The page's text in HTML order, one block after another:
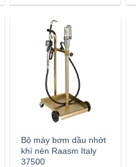
Bộ máy bơm dầu nhớt
khí nén Raasm Italy
37500